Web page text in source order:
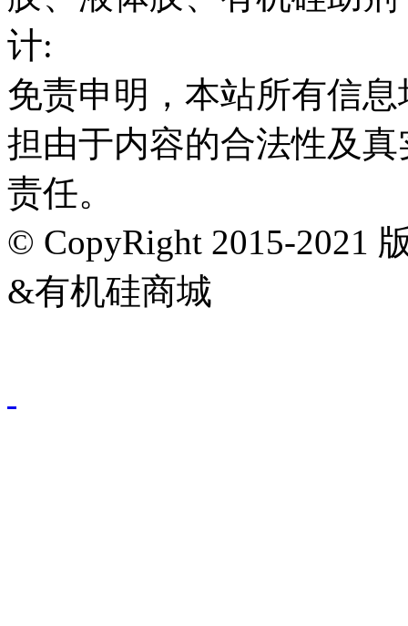
计:
免责申明，本站所有信
担由于内容的合法性及
责任。
© CopyRight 2015-2021
&有机硅商城